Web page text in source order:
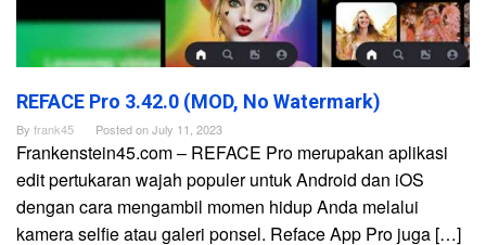
REFACE Pro 3.42.0 (MOD, No Watermark)
By frank45 Posted onJuly 11, 2023
Frankenstein45.com – REFACE Pro merupakan aplikasi
edit pertukaran wajah populer untuk Android dan iOS
dengan cara mengambil momen hidup Anda melalui
kamera selfie atau galeri ponsel. Reface App Pro juga […]